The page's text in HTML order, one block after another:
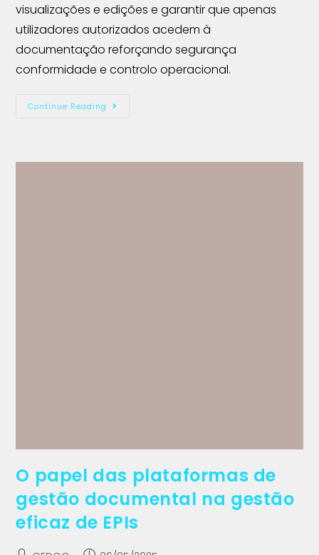
visualizações e edições e garantir que apenas
utilizadores autorizados acedem à
documentação reforçando segurança
conformidade e controlo operacional.
Continue Reading
O papel das plataformas de
gestão documental na gestão
eficaz de EPIs